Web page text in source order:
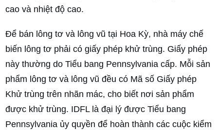
cao và nhiệt độ cao.
Để bán lông tơ và lông vũ tại Hoa Kỳ, nhà máy chế
biến lông tơ phải có giấy phép khử trùng. Giấy phép
này thường do Tiểu bang Pennsylvania cấp. Mỗi sản
phẩm lông tơ và lông vũ đều có Mã số Giấy phép
Khử trùng trên nhãn mác, cho biết nơi sản phẩm
được khử trùng. IDFL là đại lý được Tiểu bang
Pennsylvania ủy quyền để hoàn thành các cuộc kiểm